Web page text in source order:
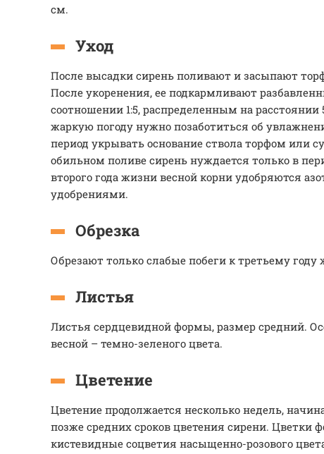
см.
Уход
После высадки сирень поливают и засыпают
После укоренения, ее подкармливают
соотношении 1:5, распределенным на расстоянии
жаркую погоду нужно позаботиться об
период укрывать основание ствола торфом или
обильном поливе сирень нуждается только в
второго года жизни весной корни удобряются
удобрениями.
Обрезка
Обрезают только слабые побеги к третьему году
Листья
Листья сердцевидной формы, размер средний.
весной – темно-зеленого цвета.
Цветение
Цветение продолжается несколько недель,
позже средних сроков цветения сирени. Цветки
кистевидные соцветия насыщенно-розового